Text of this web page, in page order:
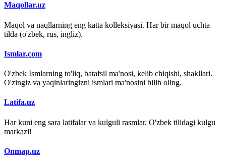
Maqollar.uz
Maqol va naqllarning eng katta kolleksiyasi. Har bir maqol uchta
tilda (o'zbek, rus, ingliz).
Ismlar.com
O'zbek Ismlarning to'liq, batafsil ma'nosi, kelib chiqishi, shakllari.
O'zingiz va yaqinlaringizni ismlari ma'nosini bilib oling.
Latifa.uz
Har kuni eng sara latifalar va kulguli rasmlar. O'zbek tilidagi kulgu
markazi!
Onmap.uz